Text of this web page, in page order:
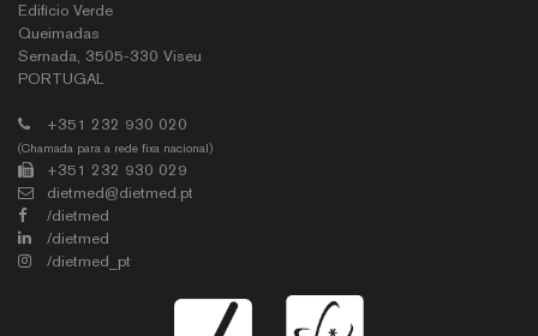
Edifício Verde
Queimadas
Sernada, 3505-330 Viseu
PORTUGAL
+351 232 930 020
(Chamada para a rede fixa nacional)
+351 232 930 029
dietmed@dietmed.pt
/dietmed
/dietmed
/dietmed_pt